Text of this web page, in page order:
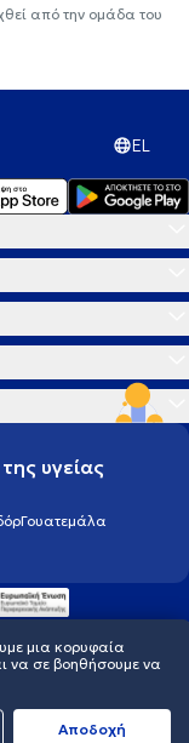
από την ομάδα του
EL
υγείας
Γουατεμάλα
απορρήτου
μια κορυφαία
να σε βοηθήσουμε να
Aποδοχή